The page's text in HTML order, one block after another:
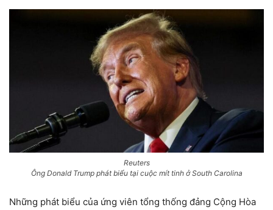
Reuters
Ông Donald Trump phát biểu tại cuộc mít tinh ở South Carolina
Những phát biểu của ứng viên tổng thống đảng Cộng Hòa